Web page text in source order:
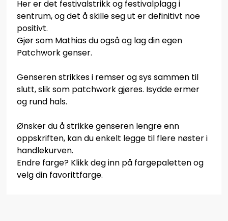
Her er det festivalstrikk og festivalplagg i
sentrum, og det å skille seg ut er definitivt noe
positivt.
Gjør som Mathias du også og lag din egen
Patchwork genser.
Genseren strikkes i remser og sys sammen til
slutt, slik som patchwork gjøres. Isydde ermer
og rund hals.
Ønsker du å strikke genseren lengre enn
oppskriften, kan du enkelt legge til flere nøster i
handlekurven.
Endre farge? Klikk deg inn på fargepaletten og
velg din favorittfarge.